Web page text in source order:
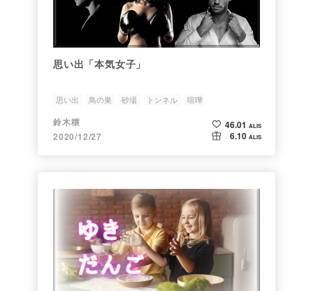
思い出「本気女子」
思い出 鳥の巣 砂場 トンネル 喧嘩
鈴木穣
2020/12/27
46.01 ALIS
6.10 ALIS